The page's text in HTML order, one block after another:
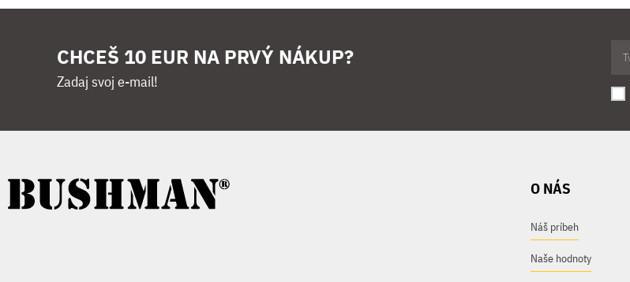
CHCEŠ 10 EUR NA PRVÝ NÁKUP?
Zadaj svoj e-mail!
O NÁS
Náš príbeh
Naše hodnoty